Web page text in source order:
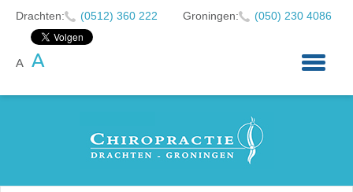
Drachten: (0512) 360 222 Groningen: (050) 230 4086
A A
HOME
KLACHTEN
CHIROPRACTIE